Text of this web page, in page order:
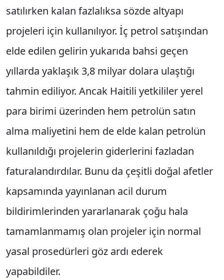
satılırken kalan fazlalıksa sözde altyapı
projeleri için kullanılıyor. İç petrol satışından
elde edilen gelirin yukarıda bahsi geçen
yıllarda yaklaşık 3,8 milyar dolara ulaştığı
tahmin ediliyor. Ancak Haitili yetkililer yerel
para birimi üzerinden hem petrolün satın
alma maliyetini hem de elde kalan petrolün
kullanıldığı projelerin giderlerini fazladan
faturalandırdılar. Bunu da çeşitli doğal afetler
kapsamında yayınlanan acil durum
bildirimlerinden yararlanarak çoğu hala
tamamlanmamış olan projeler için normal
yasal prosedürleri göz ardı ederek
yapabildiler.